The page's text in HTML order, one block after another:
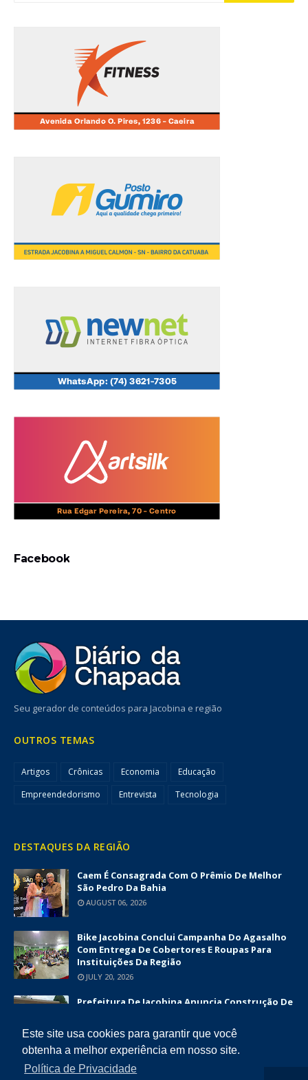
Este site usa cookies para garantir que você
obtenha a melhor experiência em nosso site.
Política de Privacidade
Facebook
Seu gerador de conteúdos para Jacobina e região
OUTROS TEMAS
Artigos Crônicas Economia
Educação
Empreendedorismo
Entrevista Tecnologia
DESTAQUES DA REGIÃO
Caem É Consagrada Com O Prêmio De Melhor
São Pedro Da Bahia
AUGUST 06, 2026
Bike Jacobina Conclui Campanha Do Agasalho
Com Entrega De Cobertores E Roupas Para
Instituições Da Região
JULY 20, 2026
Prefeitura De Jacobina Anuncia Construção De
Superior A R$ 1,7 Milhão
JUNE 12, 2026